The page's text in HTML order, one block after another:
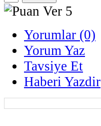
Yorumlar (0)
Yorum Yaz
Tavsiye Et
Haberi Yazdir